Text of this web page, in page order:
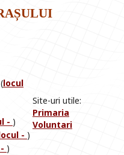
Site-uri utile:
Primaria
Voluntari
locul
- )
- )
)